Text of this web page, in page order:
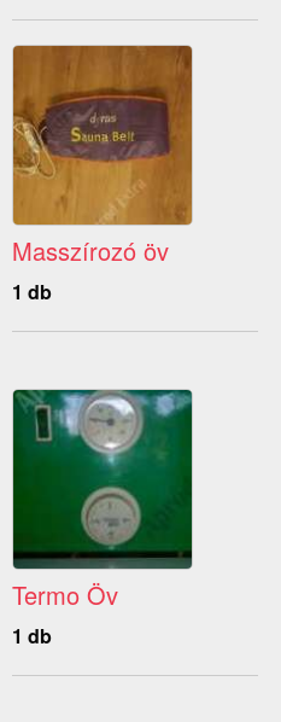
Masszírozó öv
1 db
Termo Öv
1 db